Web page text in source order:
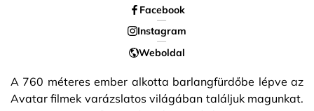
Facebook
Instagram
Weboldal
A 760 méteres ember alkotta barlangfürdőbe lépve az
Avatar filmek varázslatos világában találjuk magunkat.